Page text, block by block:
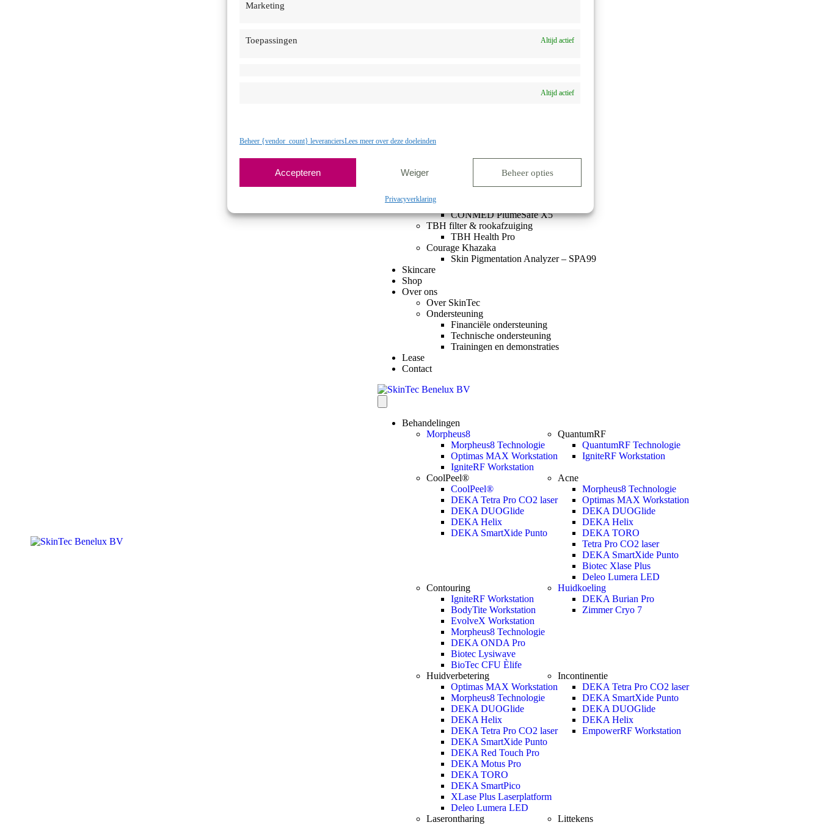
Marketing
Toepassingen Altijd actief
Altijd actief
Beheer {vendor_count} leveranciersLees meer over deze doeleinden
Accepteren Weiger Beheer opties
Privacyverklaring
Elits
Deleo Lumera LED
ConMed filter & rookafzuiging
CONMED PlumeSafe X5
TBH filter & rookafzuiging
TBH Health Pro
Courage Khazaka
Skin Pigmentation Analyzer – SPA99
Skincare
Shop
Over ons
Over SkinTec
Ondersteuning
Financiële ondersteuning
Technische ondersteuning
Trainingen en demonstraties
Lease
Contact
Behandelingen
Morpheus8
Morpheus8 Technologie
Optimas MAX Workstation
IgniteRF Workstation
QuantumRF
QuantumRF Technologie
IgniteRF Workstation
CoolPeel®
CoolPeel®
DEKA Tetra Pro CO2 laser
DEKA DUOGlide
DEKA Helix
DEKA SmartXide Punto
Acne
Morpheus8 Technologie
Optimas MAX Workstation
DEKA DUOGlide
DEKA Helix
DEKA TORO
Tetra Pro CO2 laser
DEKA SmartXide Punto
Biotec Xlase Plus
Deleo Lumera LED
Contouring
IgniteRF Workstation
BodyTite Workstation
EvolveX Workstation
Morpheus8 Technologie
DEKA ONDA Pro
Biotec Lysiwave
BioTec CFU Èlife
Huidkoeling
DEKA Burian Pro
Zimmer Cryo 7
Huidverbetering
Optimas MAX Workstation
Morpheus8 Technologie
DEKA DUOGlide
DEKA Helix
DEKA Tetra Pro CO2 laser
DEKA SmartXide Punto
DEKA Red Touch Pro
DEKA Motus Pro
DEKA TORO
DEKA SmartPico
XLase Plus Laserplatform
Deleo Lumera LED
Incontinentie
DEKA Tetra Pro CO2 laser
DEKA SmartXide Punto
DEKA DUOGlide
DEKA Helix
EmpowerRF Workstation
Laserontharing
Littekens